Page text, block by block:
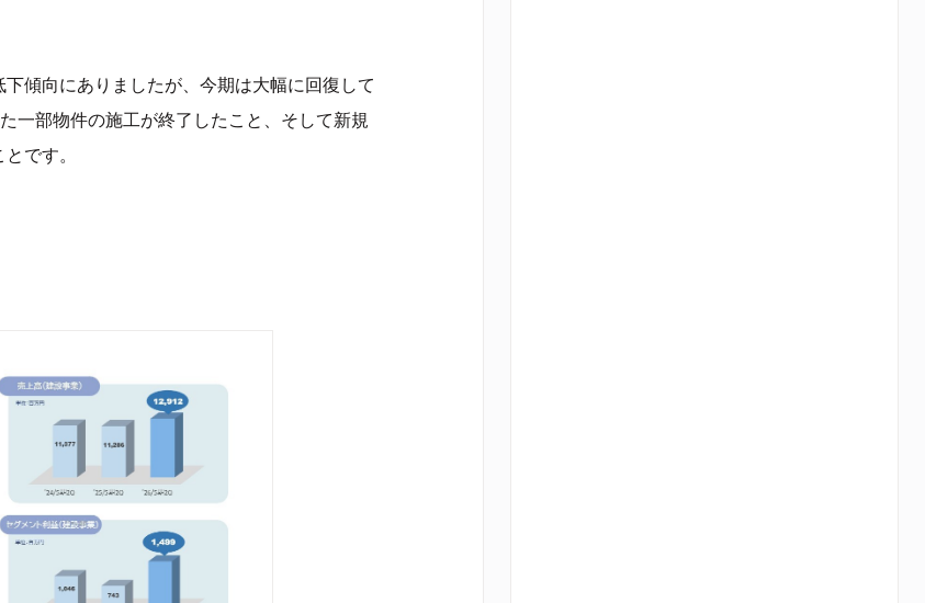
傾向にありましたが、今期は大幅に回復して
一部物件の施工が終了したこと、そして新規
です。